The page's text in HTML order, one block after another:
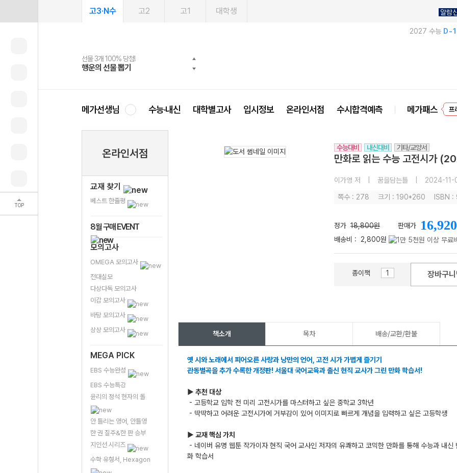
TOP
고3·N수 고2 고1 대학생 알람
2027 수능 D-
선물 3개 100% 당첨!
행운의 선물 뽑기
선물 100% 증정!
메가스터디 X 올리브
여름방학 스터디 캐시백
메가런 썸머스쿨
2027 러셀 단과
강사 공개선발
스마트러닝앱
설문 EVENT
메가패스
3일 무료 체험권
메가패스 수강생 무료혜택!
메가클럽 멤버십
사회공헌 캠페인
희망이룸 메가나눔
메가선생님 수능·내신 대학별고사 입시정보 온라인서점 수시합격예측 메가패스
온라인서점
교재 찾기
베스트 한줄평
8월 구매 EVENT
모의고사
OMEGA 모의고사
전대실모
다상다독 모의고사
이감 모의고사
바탕 모의고사
상상 모의고사
MEGA PICK
EBS 수능완성
EBS 수능특강
윤리의 정석 현자의 돌
안 틀리는 영어, 안틀영
한 권 질주&한 판 승부
지인선 시리즈
수학 유형서, Hexagon
수능대비 내신대비 기타/교양서
만화로 읽는 수능 고전시가
이가영 저 꿈을담는틀 2024-11-
쪽수 : 278 크기 : 190*260 ISBN
정가 18,800원 판매가 16,920
배송비 : 2,800원
종이책 장바구니
책소개 목차 배송/교환/환불
옛 시와 노래에서 피어오른 사랑과 낭만의 언어, 고전 시가 가볍게 즐기기
관동별곡을 추가 수록한 개정판! 서울대 국어교육과 출신 현직 교사가 그린 만화 학습서!
▶ 추천 대상
- 고등학교 입학 전 미리 고전시가를 마스터하고 싶은 중학교 3학년
- 딱딱하고 어려운 고전시가에 거부감이 있어 이미지로 빠르게 개념을 입력하고 싶은 고등학생
▶ 교재 핵심 가치
- 네이버 유명 웹툰 작가이자 현직 국어 교사인 저자의 유쾌하고 코믹한 만화를 통해 수능과 내
화 학습서